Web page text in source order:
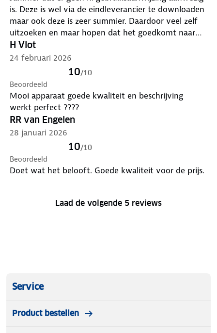
is. Deze is wel via de eindleverancier te downloaden
maar ook deze is zeer summier. Daardoor veel zelf
uitzoeken en maar hopen dat het goedkomt naar
verloop van tijd. Beschrijving van de vele
instellingen van de dashcam zelf ontbreekt in het
geheel. Jammer want ik denk dat het verder een
goed product is.
H Vlot
24 februari 2026
10/10
Beoordeeld
Mooi apparaat goede kwaliteit en beschrijving
werkt perfect ????
RR van Engelen
28 januari 2026
10/10
Beoordeeld
Doet wat het belooft. Goede kwaliteit voor de prijs.
Laad de volgende 5 reviews
Service
Product bestellen